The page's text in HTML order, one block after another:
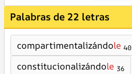
Palabras de 22 letras
compartimentalizándole 40
constitucionalizándole 36